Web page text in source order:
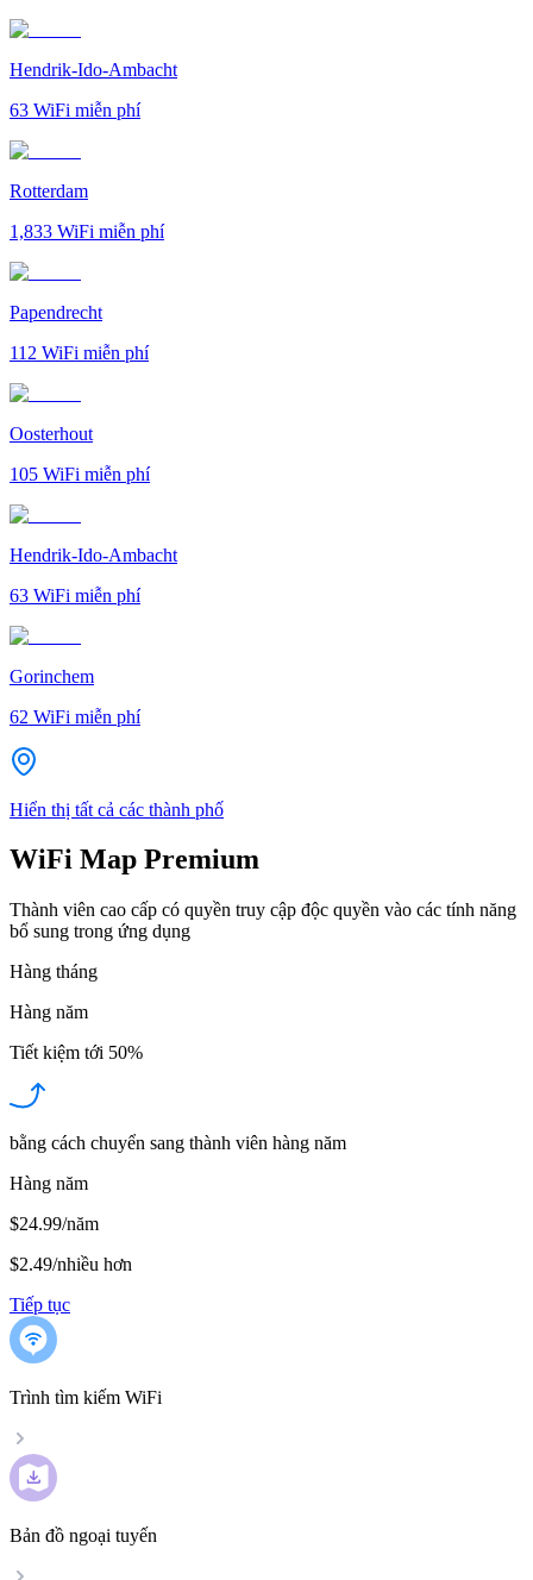
Hendrik-Ido-Ambacht
63 WiFi miễn phí
Rotterdam
1,833 WiFi miễn phí
Papendrecht
112 WiFi miễn phí
Oosterhout
105 WiFi miễn phí
Hendrik-Ido-Ambacht
63 WiFi miễn phí
Gorinchem
62 WiFi miễn phí
Hiển thị tất cả các thành phố
WiFi Map Premium
Thành viên cao cấp có quyền truy cập độc quyền vào các tính năng
bổ sung trong ứng dụng
Hàng tháng
Hàng năm
Tiết kiệm tới 50%
bằng cách chuyển sang thành viên hàng năm
Hàng năm
$24.99/năm
$2.49/nhiều hơn
Tiếp tục
Trình tìm kiếm WiFi
Bản đồ ngoại tuyến